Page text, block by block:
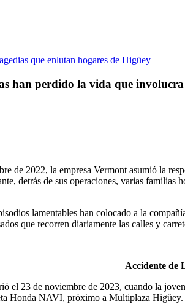
han perdido la vida que
de 2022, la empresa Vermont asumió la
detrás de sus operaciones, varias
lamentables han colocado a la
que recorren diariamente las calles y
Accidente de
el 23 de noviembre de 2023, cuando la
Honda NAVI, próximo a Multiplaza Higüey.